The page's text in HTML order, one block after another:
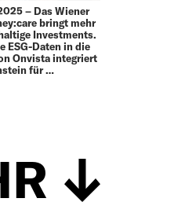
– Das Wiener
bringt mehr
Investments.
ESG-Daten in die
Onvista integriert
für …